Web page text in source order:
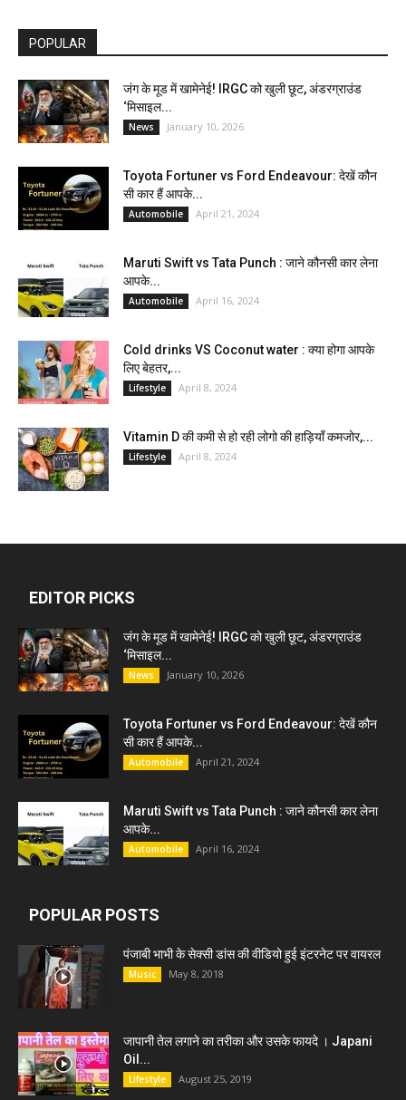
POPULAR
जंग के मूड में खामेनेई! IRGC को खुली छूट, अंडरग्राउंड
‘मिसाइल...
News January 10, 2026
Toyota Fortuner vs Ford Endeavour: देखें कौन
सी कार हैं आपके...
Automobile April 21, 2024
Maruti Swift vs Tata Punch : जाने कौनसी कार लेना
आपके...
Automobile April 16, 2024
Cold drinks VS Coconut water : क्या होगा आपके
लिए बेहतर,...
Lifestyle April 8, 2024
Vitamin D की कमी से हो रही लोगो की हाड़ियाँ कमजोर,...
Lifestyle April 8, 2024
EDITOR PICKS
जंग के मूड में खामेनेई! IRGC को खुली छूट, अंडरग्राउंड
‘मिसाइल...
News January 10, 2026
Toyota Fortuner vs Ford Endeavour: देखें कौन
सी कार हैं आपके...
Automobile April 21, 2024
Maruti Swift vs Tata Punch : जाने कौनसी कार लेना
आपके...
Automobile April 16, 2024
POPULAR POSTS
पंजाबी भाभी के सेक्सी डांस की वीडियो हुई इंटरनेट पर वायरल
Music May 8, 2018
जापानी तेल लगाने का तरीका और उसके फायदे । Japani
Oil...
Lifestyle August 25, 2019